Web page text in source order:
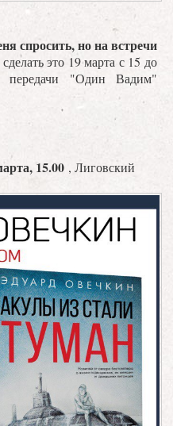
спросить, но на встречи
это 19 марта с 15 до
"Один Вадим"
15.00 , Лиговский